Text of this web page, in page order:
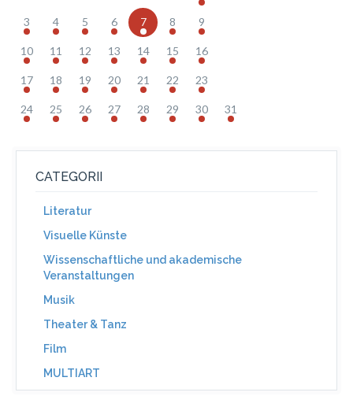
3 4 5 6 7 8 9
10 11 12 13 14 15 16
17 18 19 20 21 22 23
24 25 26 27 28 29 30 31
CATEGORII
Literatur
Visuelle Künste
Wissenschaftliche und akademische
Veranstaltungen
Musik
Theater & Tanz
Film
MULTIART